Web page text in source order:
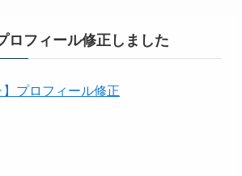
ロフィール修正しました
】プロフィール修正